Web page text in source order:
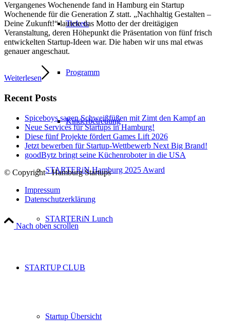
Tickets
Programm
Kinderbetreuung
STARTERiN Hamburg 2025 Award
STARTERiN Lunch
STARTUP CLUB
Startup Übersicht
Vergangenes Wochenende fand in Hamburg ein Startup
Wochenende für die Generation Z statt. „Nachhaltig Gestalten –
Deine Zukunft!“ lautete das Motto der der dreitägigen
Veranstaltung, deren Höhepunkt die Präsentation von fünf frisch
entwickelten Startup-Ideen war. Die haben wir uns mal etwas
genauer angeschaut.
Weiterlesen
Recent Posts
Spiceboys sagen Schweißfüßen mit Zimt den Kampf an
Neue Services für Startups in Hamburg!
Diese fünf Projekte fördert Games Lift 2026
Jetzt bewerben für Startup-Wettbewerb Next Big Brand!
goodBytz bringt seine Küchenroboter in die USA
© Copyright - Hamburg Startups
Impressum
Datenschutzerklärung
Nach oben scrollen